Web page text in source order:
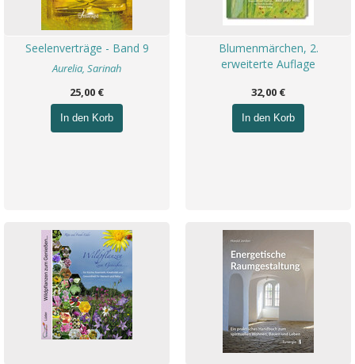
Seelenverträge - Band 9
Aurelia, Sarinah
25,00 €
In den Korb
Blumenmärchen, 2.
erweiterte Auflage
32,00 €
In den Korb